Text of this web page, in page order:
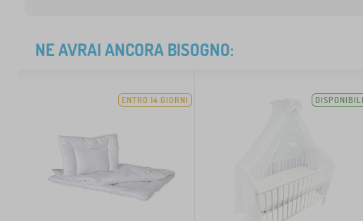
NE AVRAI ANCORA BISOGNO:
ENTRO 14 GIORNI